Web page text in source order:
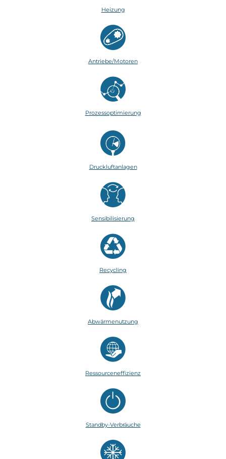
Heizung
Antriebe/Motoren
Prozessoptimierung
Druckluftanlagen
Sensibilisierung
Recycling
Abwärmenutzung
Ressourceneffizienz
Standby-Verbräuche